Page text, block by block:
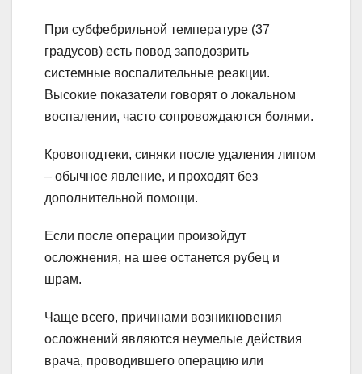
При субфебрильной температуре (37
градусов) есть повод заподозрить
системные воспалительные реакции.
Высокие показатели говорят о локальном
воспалении, часто сопровождаются болями.
Кровоподтеки, синяки после удаления липом
– обычное явление, и проходят без
дополнительной помощи.
Если после операции произойдут
осложнения, на шее останется рубец и
шрам.
Чаще всего, причинами возникновения
осложнений являются неумелые действия
врача, проводившего операцию или